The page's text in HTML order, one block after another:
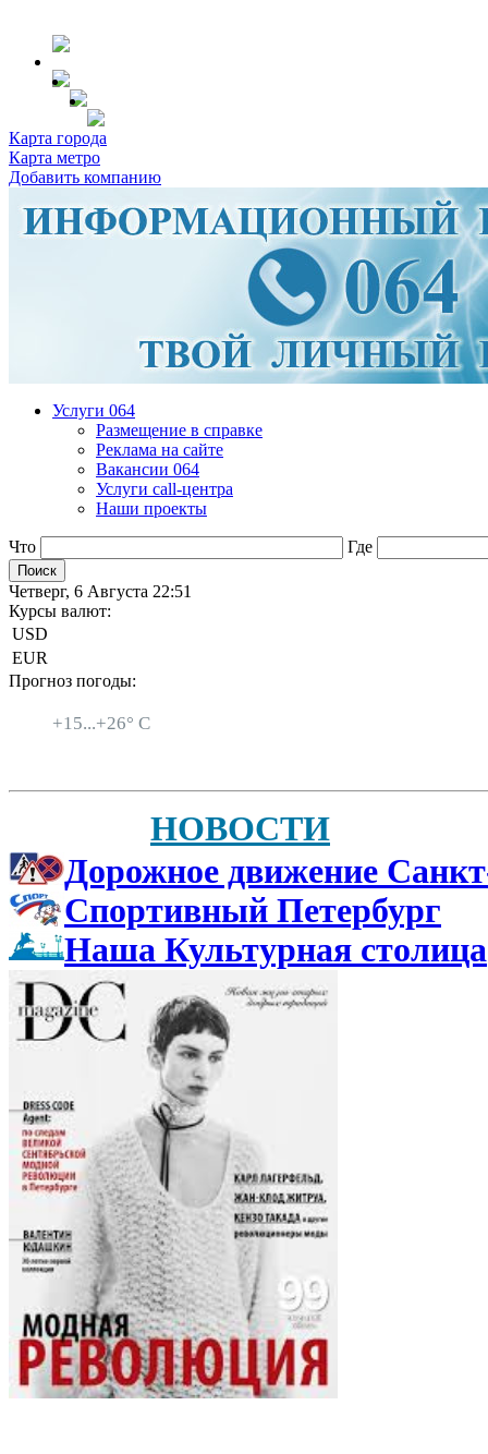
Карта города
Карта метро
Добавить компанию
Услуги 064
Размещение в справке
Реклама на сайте
Вакансии 064
Услуги call-центра
Наши проекты
Что Где
Четверг, 6 Августа 22:51
Курсы валют:
USD
EUR
Прогноз погоды:
+15...+26° C
НОВОСТИ
Дорожное движение
Спортивный Петербург
Наша Культурная столица